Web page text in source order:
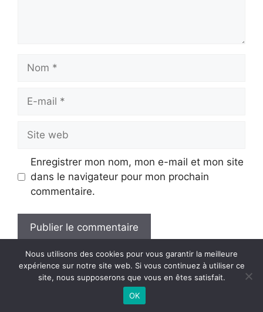
mail
web
Enregistrer mon nom, mon e-mail et mon site
dans le navigateur pour mon prochain
commentaire.
• Construit avec
Nous utilisons des cookies pour vous garantir la meilleure
expérience sur notre site web. Si vous continuez à utiliser ce
site, nous supposerons que vous en êtes satisfait.
OK